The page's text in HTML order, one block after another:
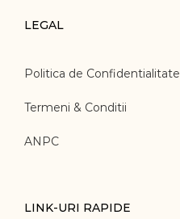
LEGAL
Politica de Confidentialitate
Termeni & Conditii
ANPC
LINK-URI RAPIDE